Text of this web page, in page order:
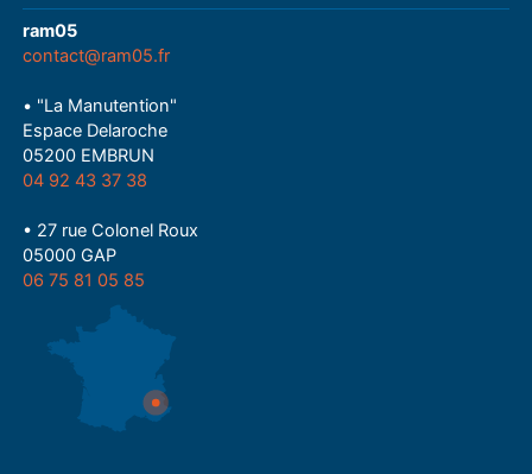
ram05
contact@ram05.fr
• "La Manutention"
Espace Delaroche
05200 EMBRUN
04 92 43 37 38
• 27 rue Colonel Roux
05000 GAP
06 75 81 05 85